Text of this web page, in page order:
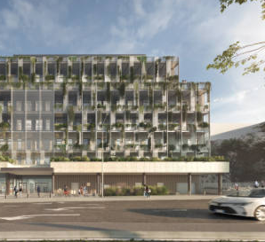
ingénieur et designer
| Patriarche
général